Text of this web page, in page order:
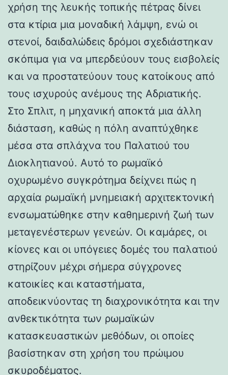
χρήση της λευκής τοπικής πέτρας δίνει
στα κτίρια μια μοναδική λάμψη, ενώ οι
στενοί, δαιδαλώδεις δρόμοι σχεδιάστηκαν
σκόπιμα για να μπερδεύουν τους εισβολείς
και να προστατεύουν τους κατοίκους από
τους ισχυρούς ανέμους της Αδριατικής.
Στο Σπλιτ, η μηχανική αποκτά μια άλλη
διάσταση, καθώς η πόλη αναπτύχθηκε
μέσα στα σπλάχνα του Παλατιού του
Διοκλητιανού. Αυτό το ρωμαϊκό
οχυρωμένο συγκρότημα δείχνει πώς η
αρχαία ρωμαϊκή μνημειακή αρχιτεκτονική
ενσωματώθηκε στην καθημερινή ζωή των
μεταγενέστερων γενεών. Οι καμάρες, οι
κίονες και οι υπόγειες δομές του παλατιού
στηρίζουν μέχρι σήμερα σύγχρονες
κατοικίες και καταστήματα,
αποδεικνύοντας τη διαχρονικότητα και την
ανθεκτικότητα των ρωμαϊκών
κατασκευαστικών μεθόδων, οι οποίες
βασίστηκαν στη χρήση του πρώιμου
σκυροδέματος.